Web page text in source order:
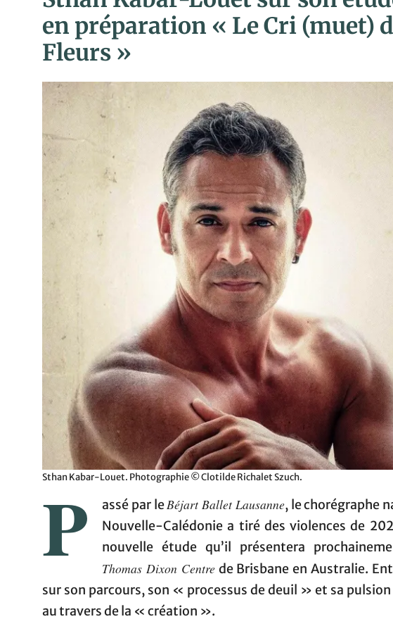
en préparation « Le Cri (muet)
Fleurs »
Sthan Kabar-Louet. Photographie © Clotilde Richalet Szuch.
P assé par leBéjart Ballet Lausanne, le chorégraphe
Nouvelle-Calédonie a tiré des violences de
nouvelle étude qu’il présentera
Thomas Dixon Centrede Brisbane en Australie.
sur son parcours, son « processus de deuil » et sa pulsion
au travers de la « création ».